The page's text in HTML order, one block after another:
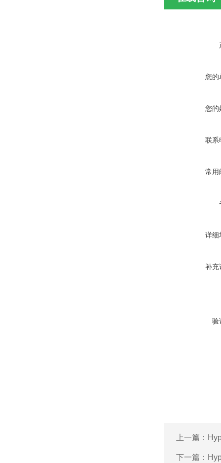
您的
您的
联系
常用
详细
补充
验
上一篇：
下一篇：